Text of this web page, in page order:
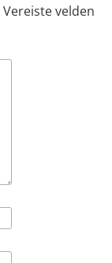
Vereiste velden